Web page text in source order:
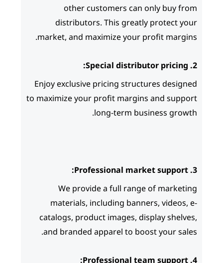
other customers
distributors. This
market, and maximize
Enjoy exclusive pricing
to maximize your profit
long-term
We provide a full
materials, including
catalogs, product
and branded apparel to